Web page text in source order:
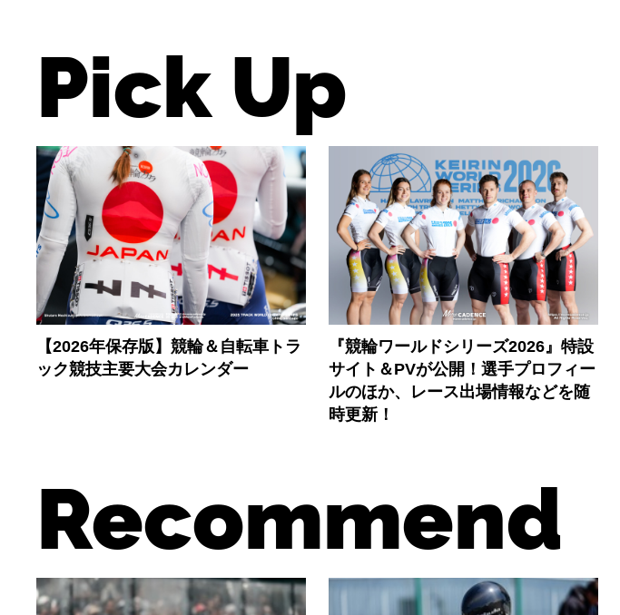
Pick Up
【2026年保存版】競輪＆自転車トラ
ック競技主要大会カレンダー
『競輪ワールドシリーズ2026』特設
サイト＆PVが公開！選手プロフィー
ルのほか、レース出場情報などを随
時更新！
Recommend